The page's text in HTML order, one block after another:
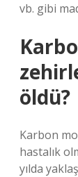
vb. gibi
öldü?
Karbon
hastalık
yılda